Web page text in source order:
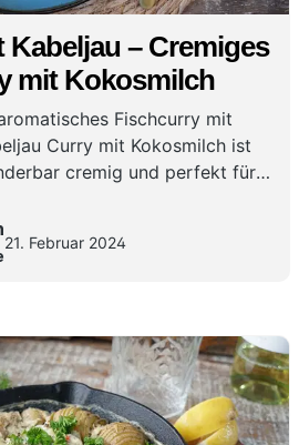
– Cremiges
mit Kokosmilch
Fischcurry mit
Curry mit Kokosmilch ist
cremig und perfekt für
21. Februar 2024